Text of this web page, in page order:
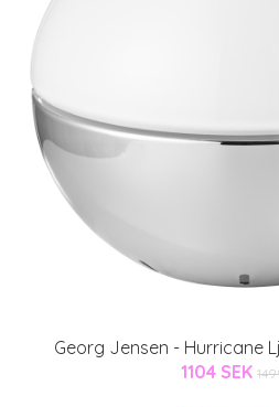
Georg Jensen - Hurricane
1104 SEK